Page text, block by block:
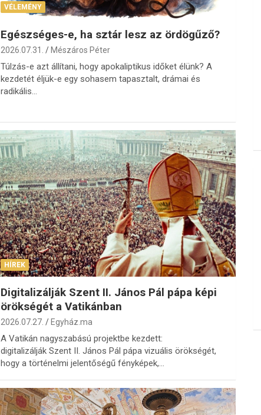
VÉLEMÉNY
Egészséges-e, ha sztár lesz az ördögűző?
2026.07.31. Mészáros Péter
Túlzás-e azt állítani, hogy apokaliptikus időket élünk? A
kezdetét éljük-e egy sohasem tapasztalt, drámai és
radikális…
HÍREK
Digitalizálják Szent II. János Pál pápa képi
örökségét a Vatikánban
2026.07.27. Egyház.ma
A Vatikán nagyszabású projektbe kezdett:
digitalizálják Szent II. János Pál pápa vizuális örökségét,
hogy a történelmi jelentőségű fényképek,…